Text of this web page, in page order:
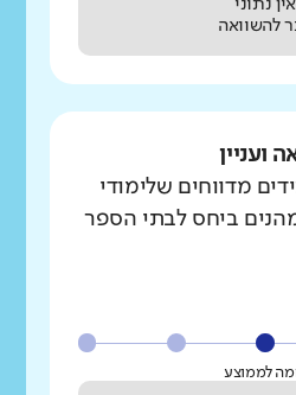
אין נתוני
להשוואה
ועניין
מדווחים שלימודי
ביחס לבתי הספר
לממוצע